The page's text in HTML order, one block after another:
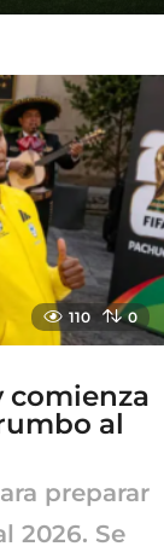
110 0
comienza
al
preparar
2026. Se